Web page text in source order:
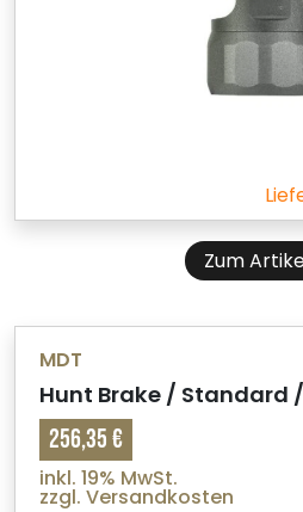
Zum
MDT
Hunt Brake / Standard
256,35 €
inkl. 19% MwSt.
zzgl. Versandkosten